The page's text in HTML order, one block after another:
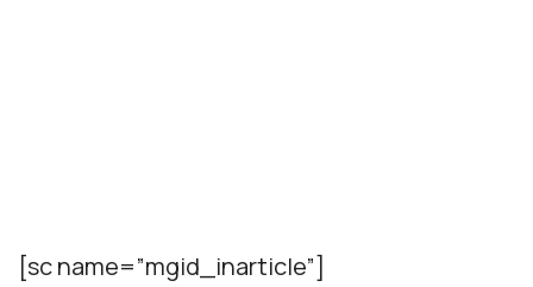
[sc name=”mgid_inarticle”]